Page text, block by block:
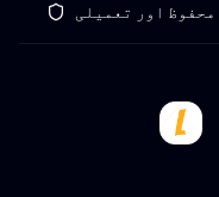
محفوظ اور تعمیلی